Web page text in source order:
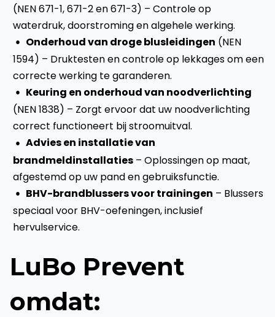
(NEN 671-1, 671-2 en 671-3) – Controle op
waterdruk, doorstroming en algehele werking.
Onderhoud van droge blusleidingen (NEN
1594) – Druktesten en controle op lekkages om een
correcte werking te garanderen.
Keuring en onderhoud van noodverlichting
(NEN 1838) – Zorgt ervoor dat uw noodverlichting
correct functioneert bij stroomuitval.
Advies en installatie van
brandmeldinstallaties – Oplossingen op maat,
afgestemd op uw pand en gebruiksfunctie.
BHV-brandblussers voor trainingen – Blussers
speciaal voor BHV-oefeningen, inclusief
hervulservice.
LuBo Prevent
omdat: